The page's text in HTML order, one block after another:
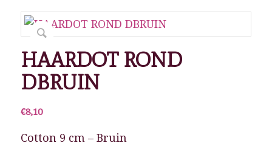
HAARDOT ROND
DBRUIN
€8,10
Cotton 9 cm – Bruin